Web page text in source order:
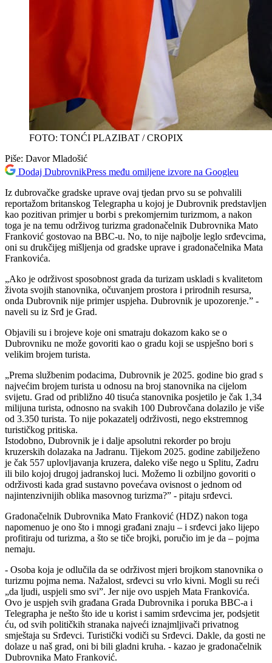
FOTO: TONĆI PLAZIBAT / CROPIX
Piše: Davor Mladošić
Dodaj DubrovnikPress među omiljene izvore na Googleu
Iz dubrovačke gradske uprave ovaj tjedan prvo su se pohvalili
reportažom britanskog Telegrapha u kojoj je Dubrovnik predstavljen
kao pozitivan primjer u borbi s prekomjernim turizmom, a nakon
toga je na temu održivog turizma gradonačelnik Dubrovnika Mato
Franković gostovao na BBC-u. No, to nije najbolje leglo srđevcima,
oni su drukčijeg mišljenja od gradske uprave i gradonačelnika Mata
Frankovića.
„Ako je održivost sposobnost grada da turizam uskladi s kvalitetom
života svojih stanovnika, očuvanjem prostora i prirodnih resursa,
onda Dubrovnik nije primjer uspjeha. Dubrovnik je upozorenje.” -
naveli su iz Srđ je Grad.
Objavili su i brojeve koje oni smatraju dokazom kako se o
Dubrovniku ne može govoriti kao o gradu koji se uspješno bori s
velikim brojem turista.
„Prema službenim podacima, Dubrovnik je 2025. godine bio grad s
najvećim brojem turista u odnosu na broj stanovnika na cijelom
svijetu. Grad od približno 40 tisuća stanovnika posjetilo je čak 1,34
milijuna turista, odnosno na svakih 100 Dubrovčana dolazilo je više
od 3.350 turista. To nije pokazatelj održivosti, nego ekstremnog
turističkog pritiska.
Istodobno, Dubrovnik je i dalje apsolutni rekorder po broju
kruzerskih dolazaka na Jadranu. Tijekom 2025. godine zabilježeno
je čak 557 uplovljavanja kruzera, daleko više nego u Splitu, Zadru
ili bilo kojoj drugoj jadranskoj luci. Možemo li ozbiljno govoriti o
održivosti kada grad sustavno povećava ovisnost o jednom od
najintenzivnijih oblika masovnog turizma?” - pitaju srđevci.
Gradonačelnik Dubrovnika Mato Franković (HDZ) nakon toga
napomenuo je ono što i mnogi građani znaju – i srđevci jako lijepo
profitiraju od turizma, a što se tiče brojki, poručio im je da – pojma
nemaju.
- Osoba koja je odlučila da se održivost mjeri brojkom stanovnika o
turizmu pojma nema. Nažalost, srđevci su vrlo kivni. Mogli su reći
„da ljudi, uspjeli smo svi”. Jer nije ovo uspjeh Mata Frankovića.
Ovo je uspjeh svih građana Grada Dubrovnika i poruka BBC-a i
Telegrapha je nešto što ide u korist i samim srđevcima jer, podsjetit
ću, od svih političkih stranaka najveći iznajmljivači privatnog
smještaja su Srđevci. Turistički vodiči su Srđevci. Dakle, da gosti ne
dolaze u naš grad, oni bi bili gladni kruha. - kazao je gradonačelnik
Dubrovnika Mato Franković.